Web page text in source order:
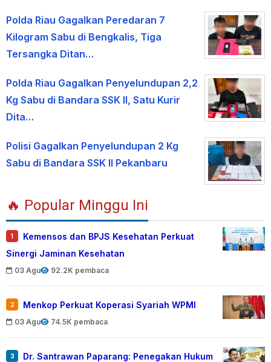
Polda Riau Gagalkan Peredaran 7
Kilogram Sabu di Bengkalis, Tiga
Tersangka Ditan…
Polda Riau Gagalkan Penyelundupan 2,2
Kg Sabu di Bandara SSK II, Satu Kurir
Dita…
Polisi Gagalkan Penyelundupan 2 Kg
Sabu di Bandara SSK II Pekanbaru
🔥 Popular Minggu Ini
1
Kemensos dan BPJS Kesehatan Perkuat
Sinergi Jaminan Kesehatan
03 Agu 92.2K pembaca
2 Menkop Perkuat Koperasi Syariah WPMI
03 Agu 74.5K pembaca
3
Dr. Santrawan Paparang: Penegakan Hukum